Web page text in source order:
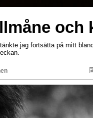
och
jag fortsätta på mitt